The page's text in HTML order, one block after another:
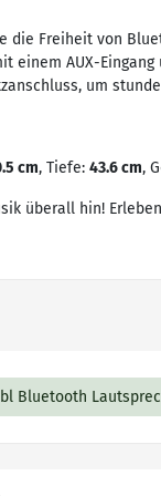
die Freiheit von
einem AUX-
um
cm, Tiefe: 43.6 cm,
überall hin!
Bluetooth